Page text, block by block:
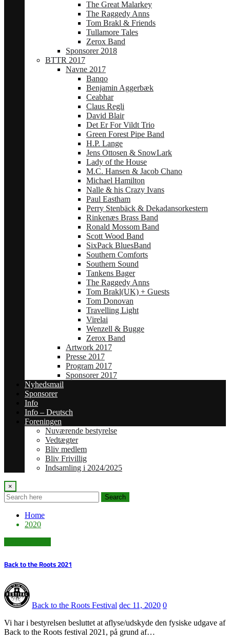
The Great Malarkey
The Raggedy Anns
Tom Brakl & Friends
Tullamore Tales
Zerox Band
Sponsorer 2018
BTTR 2017
Navne 2017
Banqo
Benjamin Aggerbæk
Ceabhar
Claus Regli
David Blair
Det Er For Vildt Trio
Green Forest Pipe Band
H.P. Lange
Jens Ottosen & SnowLark
Lady of the House
M.C. Hansen & Jacob Chano
Michael Hamilton
Nalle & his Crazy Ivans
Paul Eastham
Perry Stenbäck & Dekadansorkestern
Rinkenæs Brass Band
Ronald Mossom Band
Scott Wood Band
SixPack BluesBand
Southern Comforts
Southern Sound
Tankens Bager
The Raggedy Anns
Tom Brakl(UK) + Guests
Tom Donovan
Travelling Light
Virelai
Wenzell & Bugge
Zerox Band
Artwork 2017
Presse 2017
Program 2017
Sponsorer 2017
Nyhedsmail
Sponsorer
Info
Info – Deutsch
Foreningen
Nuværende bestyrelse
Vedtægter
Bliv medlem
Bliv Frivillig
Indsamling i 2024/2025
×
Search
Home
2020
Back to the Roots 2021
Back to the Roots Festival dec 11, 2020 0
Vi har i bestyrelsen besluttet at aflyse/udskyde den fysiske udgave af
Back to the Roots festival 2021, på grund af…